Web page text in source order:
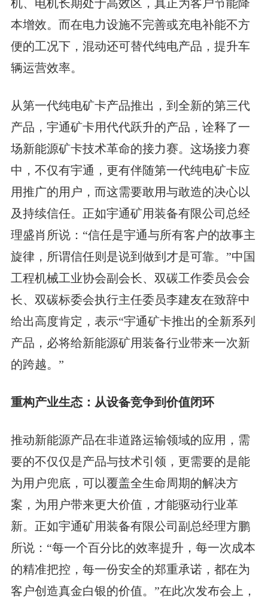
机、电机长期处于高效区，真正为客户节能降
本增效。而在电力设施不完善或充电补能不方
便的工况下，混动还可替代纯电产品，提升车
辆运营效率。
从第一代纯电矿卡产品推出，到全新的第三代
产品，宇通矿卡用代代跃升的产品，诠释了一
场新能源矿卡技术革命的接力赛。这场接力赛
中，不仅有宇通，更有伴随第一代纯电矿卡应
用推广的用户，而这需要敢用与敢造的决心以
及持续信任。正如宇通矿用装备有限公司总经
理盛肖所说：“信任是宇通与所有客户的故事主
旋律，所谓信任则是说到做到才是可靠。”中国
工程机械工业协会副会长、双碳工作委员会会
长、双碳标委会执行主任委员李建友在致辞中
给出高度肯定，表示“宇通矿卡推出的全新系列
产品，必将给新能源矿用装备行业带来一次新
的跨越。”
重构产业生态：从设备竞争到价值闭环
推动新能源产品在非道路运输领域的应用，需
要的不仅仅是产品与技术引领，更需要的是能
为用户兜底，可以覆盖全生命周期的解决方
案，为用户带来更大价值，才能驱动行业革
新。正如宇通矿用装备有限公司副总经理方鹏
所说：“每一个百分比的效率提升，每一次成本
的精准把控，每一份安全的郑重承诺，都在为
客户创造真金白银的价值。”在此次发布会上，